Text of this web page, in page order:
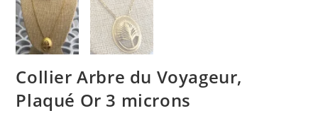
Collier Arbre du Voyageur,
Plaqué Or 3 microns